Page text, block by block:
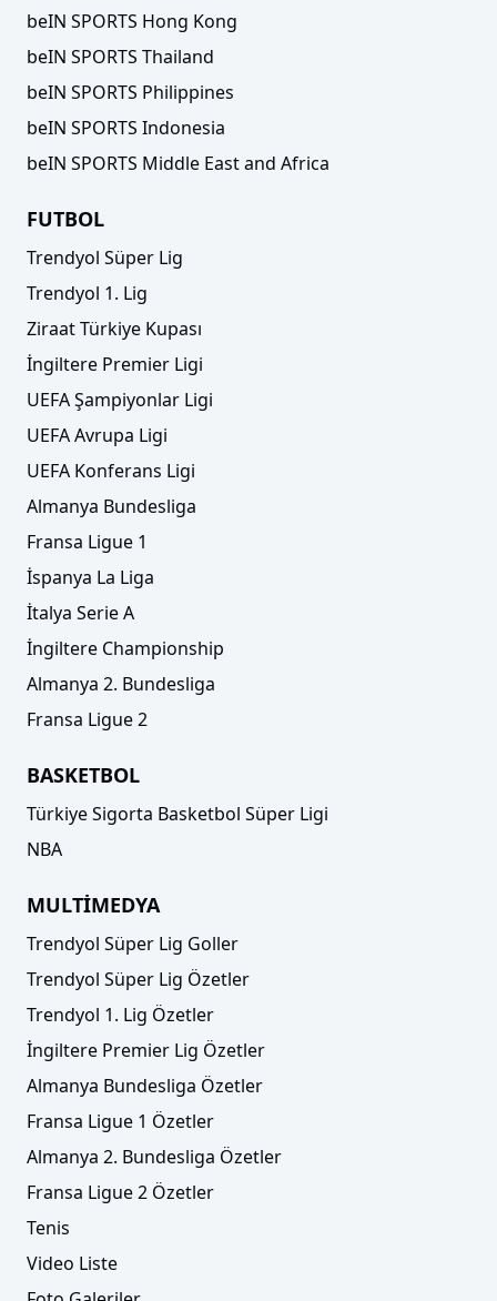
beIN SPORTS Hong Kong
beIN SPORTS Thailand
beIN SPORTS Philippines
beIN SPORTS Indonesia
beIN SPORTS Middle East and Africa
FUTBOL
Trendyol Süper Lig
Trendyol 1. Lig
Ziraat Türkiye Kupası
İngiltere Premier Ligi
UEFA Şampiyonlar Ligi
UEFA Avrupa Ligi
UEFA Konferans Ligi
Almanya Bundesliga
Fransa Ligue 1
İspanya La Liga
İtalya Serie A
İngiltere Championship
Almanya 2. Bundesliga
Fransa Ligue 2
BASKETBOL
Türkiye Sigorta Basketbol Süper Ligi
NBA
MULTİMEDYA
Trendyol Süper Lig Goller
Trendyol Süper Lig Özetler
Trendyol 1. Lig Özetler
İngiltere Premier Lig Özetler
Almanya Bundesliga Özetler
Fransa Ligue 1 Özetler
Almanya 2. Bundesliga Özetler
Fransa Ligue 2 Özetler
Tenis
Video Liste